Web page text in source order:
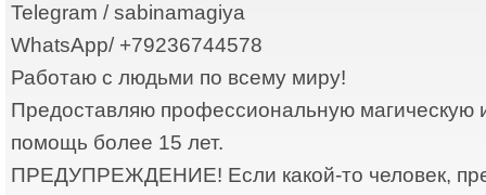
Telegram / sabinamagiya
WhatsApp/ +79236744578
Работаю с людьми по всему миру!
Предоставляю профессиональную магическую
помощь более 15 лет.
ПРЕДУПРЕЖДЕНИЕ! Если какой-то человек,